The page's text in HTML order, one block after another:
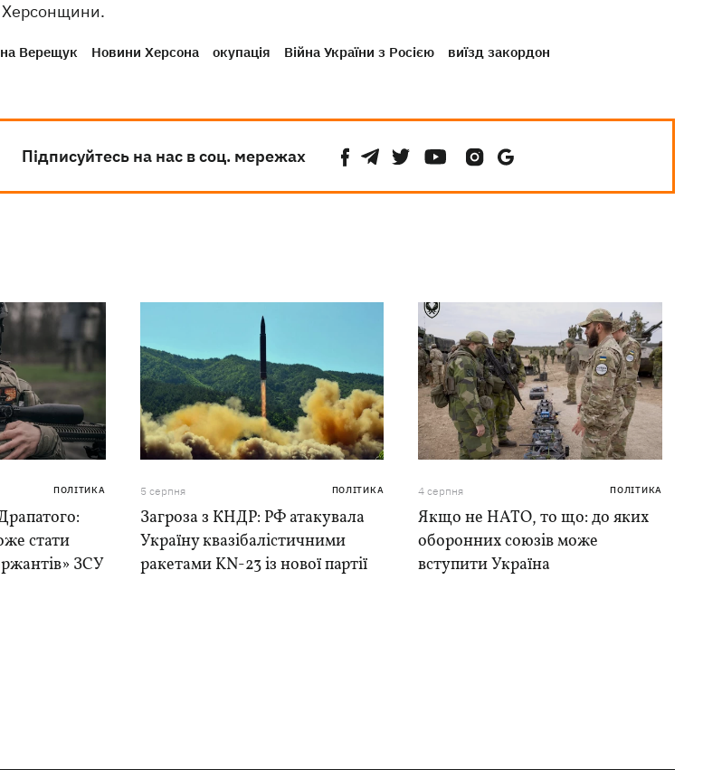
Херсонщини.
Верещук Новини Херсона окупація Війна України з Росією
виїзд закордон
Підписуйтесь на нас в соц. мережах
ПОЛІТИКА
стати
ЗСУ
5 серпня ПОЛІТИКА
Загроза з КНДР: РФ атакувала
Україну квазібалістичними
ракетами KN-23 із нової партії
4 серпня ПОЛІТИКА
Якщо не НАТО, то що: до яких
оборонних союзів може
вступити Україна